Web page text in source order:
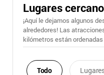
Lugares
¡Aquí le dejamos algunos
alrededores! Las
kilómetros están
Todo